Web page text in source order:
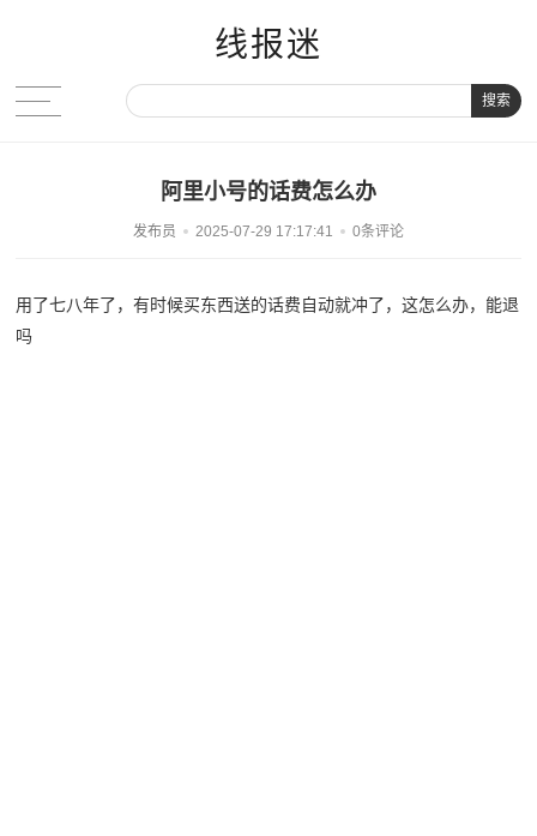
线报迷
搜索
阿里小号的话费怎么办
发布员 2025-07-29 17:17:41 0条评论
用了七八年了，有时候买东西送的话费自动就冲了，这怎么办，能退
吗